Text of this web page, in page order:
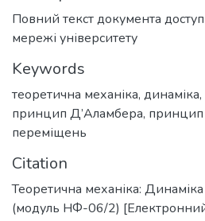
Повний текст документа
мережі університету
Keywords
теоретична механіка, динаміка,
принцип Д’Аламбера,
переміщень
Citation
Теоретична механіка: Динаміка
(модуль НФ-06/2)